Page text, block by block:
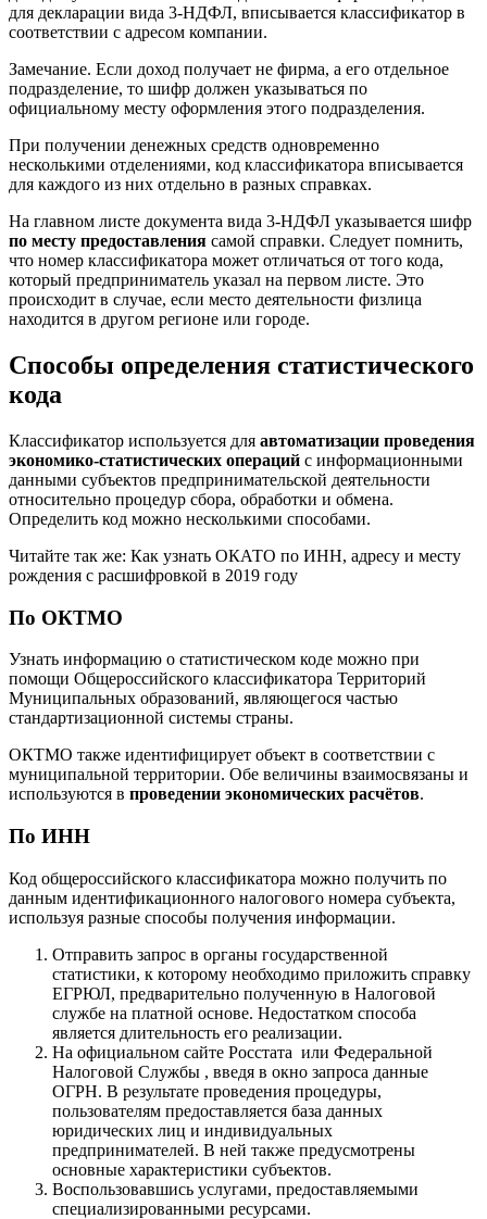
для декларации вида 3-НДФЛ, вписывается классификатор в
соответствии с адресом компании.
Замечание. Если доход получает не фирма, а его отдельное
подразделение, то шифр должен указываться по
официальному месту оформления этого подразделения.
При получении денежных средств одновременно
несколькими отделениями, код классификатора вписывается
для каждого из них отдельно в разных справках.
На главном листе документа вида 3-НДФЛ указывается шифр
по месту предоставления самой справки. Следует помнить,
что номер классификатора может отличаться от того кода,
который предприниматель указал на первом листе. Это
происходит в случае, если место деятельности физлица
находится в другом регионе или городе.
Способы определения статистического
кода
Классификатор используется для автоматизации проведения
экономико-статистических операций с информационными
данными субъектов предпринимательской деятельности
относительно процедур сбора, обработки и обмена.
Определить код можно несколькими способами.
Читайте так же: Как узнать ОКАТО по ИНН, адресу и месту
рождения с расшифровкой в 2019 году
По ОКТМО
Узнать информацию о статистическом коде можно при
помощи Общероссийского классификатора Территорий
Муниципальных образований, являющегося частью
стандартизационной системы страны.
ОКТМО также идентифицирует объект в соответствии с
муниципальной территории. Обе величины взаимосвязаны и
используются в проведении экономических расчётов.
По ИНН
Код общероссийского классификатора можно получить по
данным идентификационного налогового номера субъекта,
используя разные способы получения информации.
Отправить запрос в органы государственной
статистики, к которому необходимо приложить справку
ЕГРЮЛ, предварительно полученную в Налоговой
службе на платной основе. Недостатком способа
является длительность его реализации.
На официальном сайте Росстата или Федеральной
Налоговой Службы , введя в окно запроса данные
ОГРН. В результате проведения процедуры,
пользователям предоставляется база данных
юридических лиц и индивидуальных
предпринимателей. В ней также предусмотрены
основные характеристики субъектов.
Воспользовавшись услугами, предоставляемыми
специализированными ресурсами.